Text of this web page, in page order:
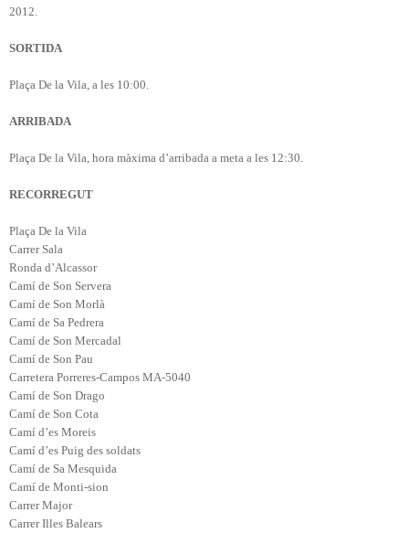
2012.
SORTIDA
Plaça De la Vila , a les 10:00.
ARRIBADA
Plaça De la Vila , hora màxima d’arribada a meta a les 12:30.
RECORREGUT
Plaça De la Vila
Carrer Sala
Ronda d’Alcassor
Camí de Son Servera
Camí de Son Morlà
Camí de Sa Pedrera
Camí de Son Mercadal
Camí de Son Pau
Carretera Porreres-Campos MA-5040
Camí de Son Drago
Camí de Son Cota
Camí d’es Moreis
Camí d’es Puig des soldats
Camí de Sa Mesquida
Camí de Monti-sion
Carrer Major
Carrer Illes Balears